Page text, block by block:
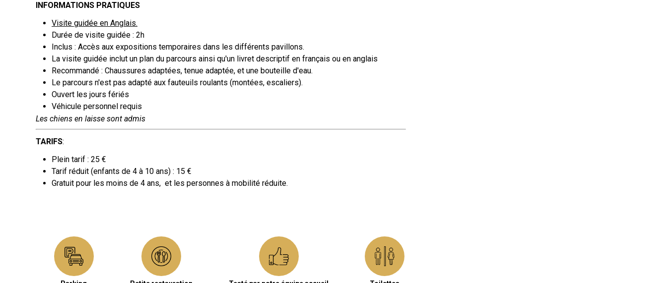
INFORMATIONS PRATIQUES
Visite guidée en Anglais.
Durée de visite guidée : 2h
Inclus : Accès aux expositions temporaires dans les différents pavillons.
La visite guidée inclut un plan du parcours ainsi qu'un livret descriptif en français ou en anglais
Recommandé : Chaussures adaptées, tenue adaptée, et une bouteille d'eau.
Le parcours n'est pas adapté aux fauteuils roulants (montées, escaliers).
Ouvert les jours fériés
Véhicule personnel requis
Les chiens en laisse sont admis
TARIFS:
Plein tarif : 25 €
Tarif réduit (enfants de 4 à 10 ans) : 15 €
Gratuit pour les moins de 4 ans, et les personnes à mobilité réduite.